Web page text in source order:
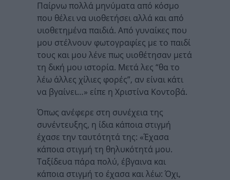
Παίρνω πολλά μηνύματα από κόσμο
που θέλει να υιοθετήσει αλλά και από
υιοθετημένα παιδιά. Από γυναίκες που
μου στέλνουν φωτογραφίες με το παιδί
τους και μου λένε πως υιοθέτησαν μετά
τη δική μου ιστορία. Μετά λες “θα το
λέω άλλες χίλιες φορές”, αν είναι κάτι
να βγαίνει…» είπε η Χριστίνα Κοντοβά.
Όπως ανέφερε στη συνέχεια της
συνέντευξης, η ίδια κάποια στιγμή
έχασε την ταυτότητά της: «Έχασα
κάποια στιγμή τη θηλυκότητά μου.
Ταξίδευα πάρα πολύ, έβγαινα και
κάποια στιγμή το έχασα και λέω: Όχι,